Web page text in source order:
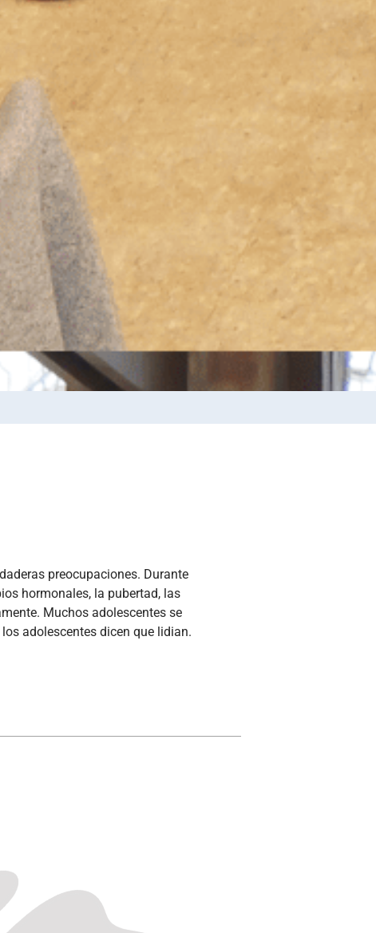
preocupaciones. Durante
hormonales, la pubertad, las
Muchos adolescentes se
adolescentes dicen que lidian.